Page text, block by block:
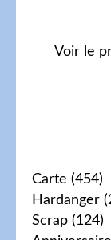
Carte (454)
Hardanger
Scrap (124)
Voir le